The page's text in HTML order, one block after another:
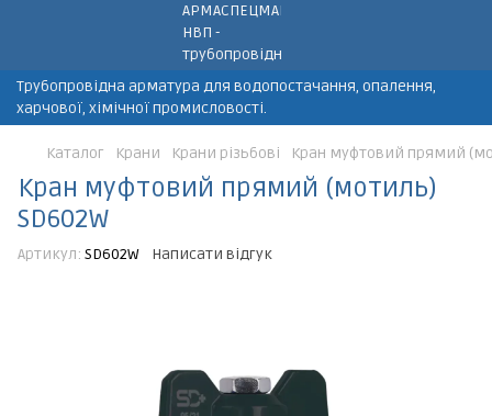
Трубопровідна арматура для водопостачання, опалення,
харчової, хімічної промисловості.
Каталог Крани Крани різьбові Кран муфтовий прямий
Кран муфтовий прямий (мотиль)
SD602W
Артикул: SD602W Написати відгук